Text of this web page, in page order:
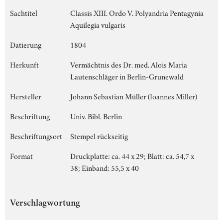
Sachtitel
Classis XIII. Ordo V. Polyandria Pentagynia
Aquilegia vulgaris
Datierung
1804
Herkunft
Vermächtnis des Dr. med. Alois Maria
Lautenschläger in Berlin-Grunewald
Hersteller
Johann Sebastian Müller (Ioannes Miller)
Beschriftung
Univ. Bibl. Berlin
Beschriftungsort
Stempel rückseitig
Format
Druckplatte: ca. 44 x 29; Blatt: ca. 54,7 x
38; Einband: 55,5 x 40
Verschlagwortung